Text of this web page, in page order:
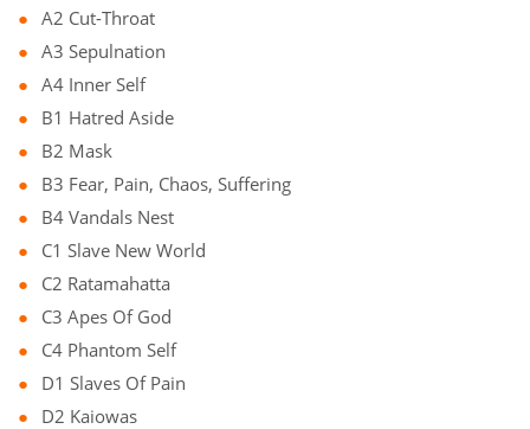
A2 Cut-Throat
A3 Sepulnation
A4 Inner Self
B1 Hatred Aside
B2 Mask
B3 Fear, Pain, Chaos, Suffering
B4 Vandals Nest
C1 Slave New World
C2 Ratamahatta
C3 Apes Of God
C4 Phantom Self
D1 Slaves Of Pain
D2 Kaiowas